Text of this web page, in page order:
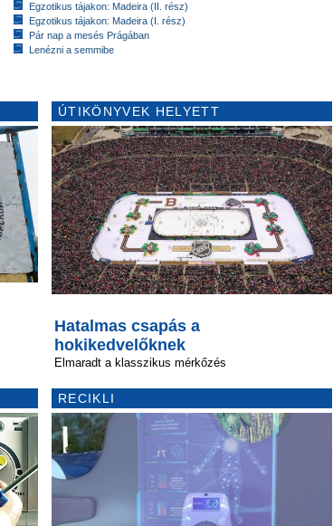
Egzotikus tájakon: Madeira (II. rész)
Egzotikus tájakon: Madeira (I. rész)
Pár nap a mesés Prágában
Lenézni a semmibe
ÚTIKÖNYVEK HELYETT
Hatalmas csapás a
hokikedvelőknek
Elmaradt a klasszikus mérkőzés
RECIKLI